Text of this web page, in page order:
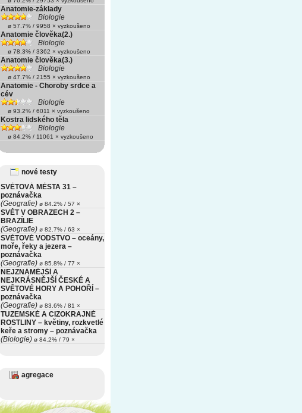
Anatomie-základy
Biologie
ø 57.7% / 9958 × vyzkoušeno
Anatomie člověka(2.)
Biologie
ø 78.3% / 3362 × vyzkoušeno
Anatomie člověka(3.)
Biologie
ø 47.7% / 2155 × vyzkoušeno
Anatomie - Choroby srdce a
cév
Biologie
ø 93.2% / 6011 × vyzkoušeno
Kostra lidského těla
Biologie
ø 84.2% / 11061 × vyzkoušeno
nové testy
SVĚTOVÁ MĚSTA 31 –
poznávačka
(Geografie) ø 84.2% / 57 ×
SVĚT V OBRAZECH 2 –
BRAZÍLIE
(Geografie) ø 82.7% / 63 ×
SVĚTOVÉ VODSTVO – oceány,
moře, řeky a jezera –
poznávačka
(Geografie) ø 85.8% / 77 ×
NEJZNÁMĚJŠÍ A
NEJKRÁSNĚJŠÍ ČESKÉ A
SVĚTOVÉ HORY A POHOŘÍ –
poznávačka
(Geografie) ø 83.6% / 81 ×
TUZEMSKÉ A CIZOKRAJNÉ
ROSTLINY – květiny, rozkvetlé
keře a stromy – poznávačka
(Biologie) ø 84.2% / 79 ×
agregace